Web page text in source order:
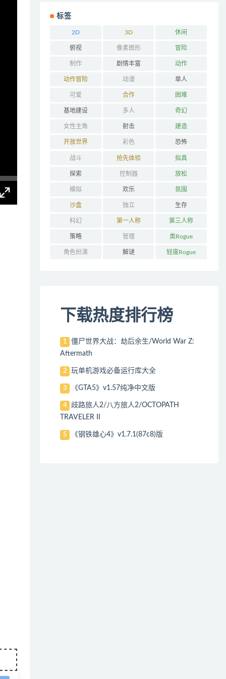
标签
2D 3D 休闲
俯视 像素图形 冒险
制作 剧情丰富 动作
动作冒险 动漫 单人
可爱 合作 困难
基地建设 多人 奇幻
女性主角 射击 建造
开放世界 彩色 恐怖
战斗 抢先体验 拟真
探索 控制器 放松
模拟 欢乐 氛围
沙盒 独立 生存
科幻 第一人称 第三人称
策略 管理 类Rogue
角色扮演 解谜 轻度Rogue
下载热度排行榜
1
僵尸世界大战：劫后余生/World War Z:
Aftermath
2 玩单机游戏必备运行库大全
3 《GTA5》v1.57纯净中文版
4
歧路旅人2/八方旅人2/OCTOPATH
TRAVELER II
5 《钢铁雄心4》v1.7.1(87c8)版